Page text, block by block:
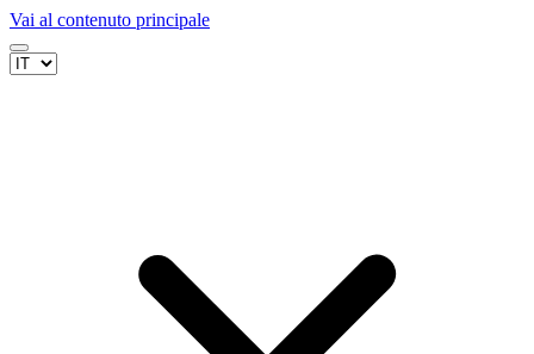
Vai al contenuto principale